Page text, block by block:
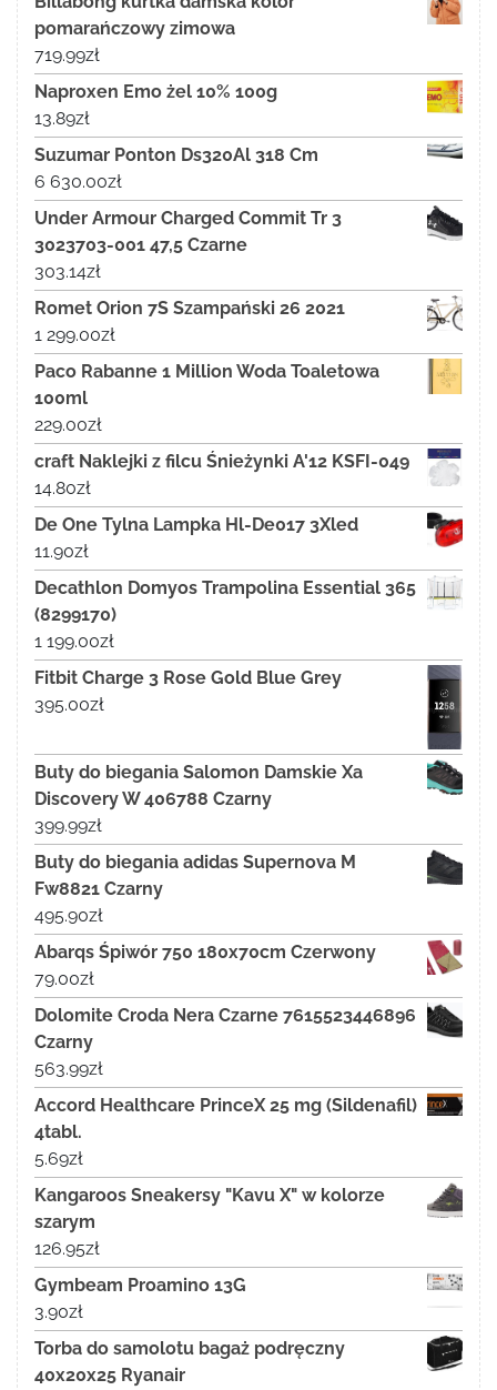
pomarańczowy zimowa
719.99zł
Naproxen Emo żel 10% 100g
13.89zł
Suzumar Ponton Ds320Al 318 Cm
6 630.00zł
Under Armour Charged Commit Tr 3
3023703-001 47,5 Czarne
303.14zł
Romet Orion 7S Szampański 26 2021
1 299.00zł
Paco Rabanne 1 Million Woda Toaletowa
100ml
229.00zł
craft Naklejki z filcu Śnieżynki A'12 KSFI-049
14.80zł
De One Tylna Lampka Hl-De017 3Xled
11.90zł
Decathlon Domyos Trampolina Essential 365
(8299170)
1 199.00zł
Fitbit Charge 3 Rose Gold Blue Grey
395.00zł
Buty do biegania Salomon Damskie Xa
Discovery W 406788 Czarny
399.99zł
Buty do biegania adidas Supernova M
Fw8821 Czarny
495.90zł
Abarqs Śpiwór 750 180x70cm Czerwony
79.00zł
Dolomite Croda Nera Czarne 7615523446896
Czarny
563.99zł
Accord Healthcare PrinceX 25 mg (Sildenafil)
4tabl.
5.69zł
Kangaroos Sneakersy "Kavu X" w kolorze
szarym
126.95zł
Gymbeam Proamino 13G
3.90zł
Torba do samolotu bagaż podręczny
40x20x25 Ryanair